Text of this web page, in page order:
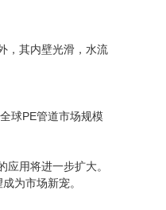
，其内壁光滑，水流
球PE管道市场规模
用将进一步扩大。
成为市场新宠。